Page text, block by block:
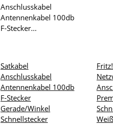
Satkabel
Anschlusskabel
Antennenkabel 100db
F-Stecker
Gerade/Winkel
Schnellstecker